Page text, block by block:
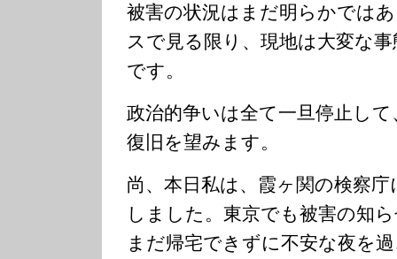
被害の状況はまだ明らかでは
スで見る限り、現地は大変な
です。
政治的争いは全て一旦停止し
復旧を望みます。
尚、本日私は、霞ヶ関の検察
しました。東京でも被害の知
まだ帰宅できずに不安な夜を